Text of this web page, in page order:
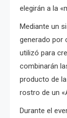
elegirán a la
Mediante un
generado por
utilizó para
combinarán
producto de
rostro de un
Durante el